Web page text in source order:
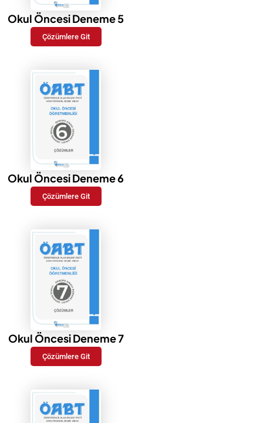
Okul Öncesi Deneme 5
Çözümlere Git
Okul Öncesi Deneme 6
Çözümlere Git
Okul Öncesi Deneme 7
Çözümlere Git